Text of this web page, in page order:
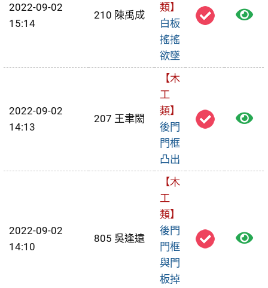
單
2022-09-02
15:14
210 陳禹成
類】
白板
搖搖
欲墜
檢
報
單
2022-09-02
14:13
207 王聿閎
【木
工
類】
後門
門框
凸出
檢
報
2022-09-02
14:10
805 吳逢遠
【木
工
類】
後門
門框
與門
板掉
檢